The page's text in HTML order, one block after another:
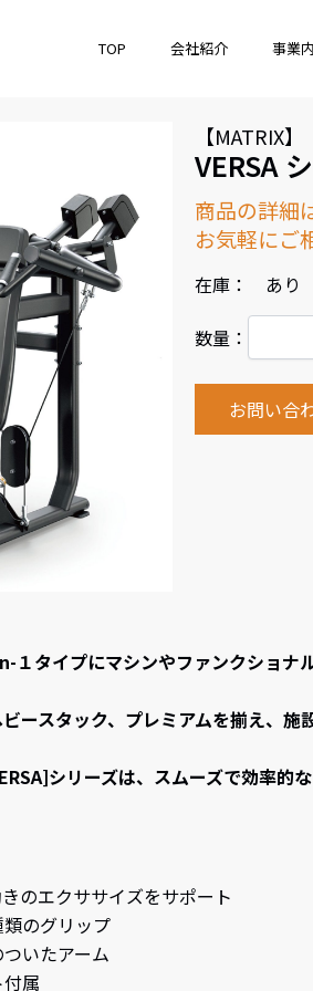
TOP 会社紹介 事業
【MATRIX】
VERSA
商品の詳細
お気軽にご
在庫： あり
数量：
お問い合
１タイプにマシンやファンクショナ
ースタック、プレミアムを揃え、
シリーズは、スムーズで効率的
のエクササイズをサポート
のグリップ
いたアーム
属